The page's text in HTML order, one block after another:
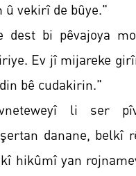
vekirî de bûye."
bi pêvajoya
Ev jî mijareke
bê cudakirin."
li ser
danane, belkî
hikûmî yan